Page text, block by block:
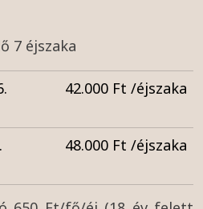
7 éjszaka
42.000 Ft /éjszaka
48.000 Ft /éjszaka